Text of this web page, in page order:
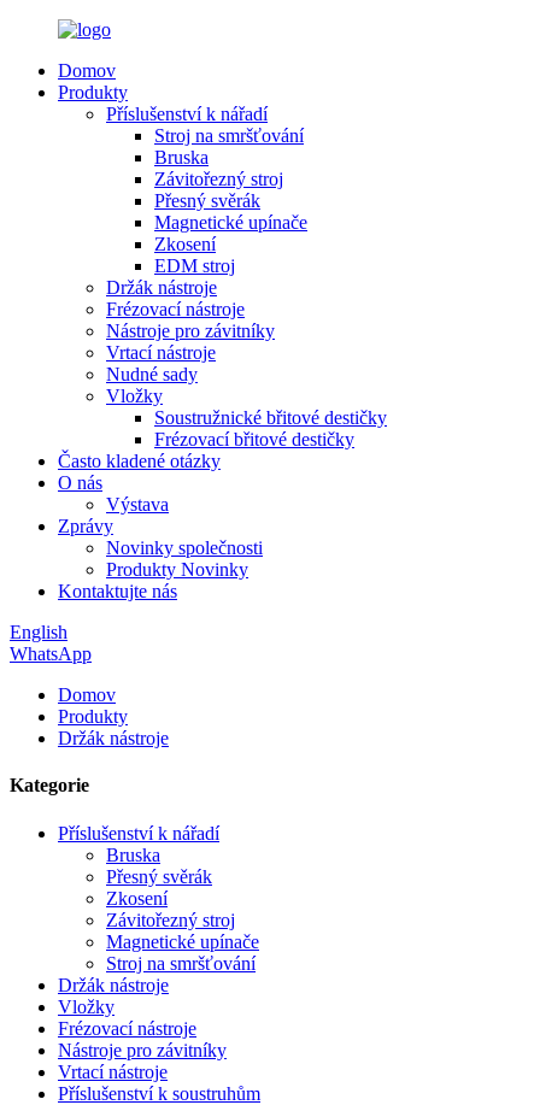
Domov
Produkty
Příslušenství k nářadí
Stroj na smršťování
Bruska
Závitořezný stroj
Přesný svěrák
Magnetické upínače
Zkosení
EDM stroj
Držák nástroje
Frézovací nástroje
Nástroje pro závitníky
Vrtací nástroje
Nudné sady
Vložky
Soustružnické břitové destičky
Frézovací břitové destičky
Často kladené otázky
O nás
Výstava
Zprávy
Novinky společnosti
Produkty Novinky
Kontaktujte nás
English
WhatsApp
Domov
Produkty
Držák nástroje
Kategorie
Příslušenství k nářadí
Bruska
Přesný svěrák
Zkosení
Závitořezný stroj
Magnetické upínače
Stroj na smršťování
Držák nástroje
Vložky
Frézovací nástroje
Nástroje pro závitníky
Vrtací nástroje
Příslušenství k soustruhům